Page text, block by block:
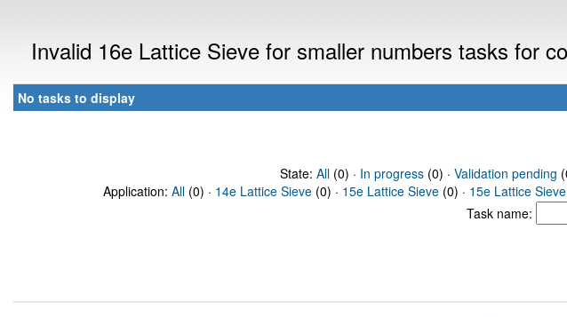
Invalid 16e Lattice Sieve for smaller numbers tasks for
No tasks to display
State: All(0) · In progress(0) · Validation pending
Application: All (0) · 14e Lattice Sieve (0) · 15e Lattice Sieve (0) · 15e Lattice
Task name: